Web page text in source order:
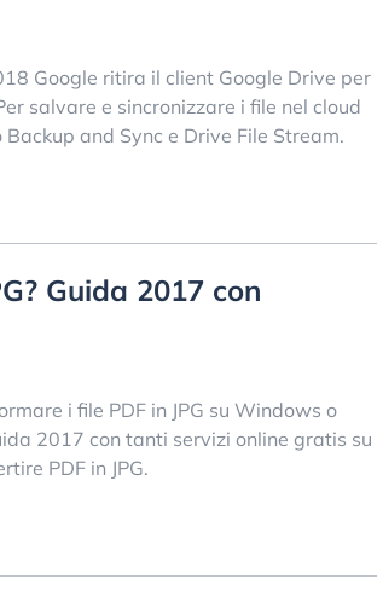
Google ritira il client Google Drive per
salvare e sincronizzare i file nel cloud
Backup and Sync e Drive File Stream.
Guida 2017 con
i file PDF in JPG su Windows o
2017 con tanti servizi online gratis su
PDF in JPG.